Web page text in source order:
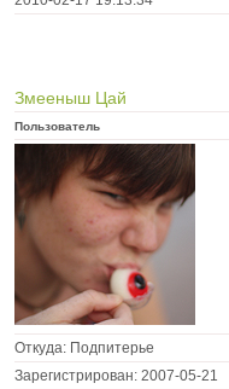
Змееныш Цай
Пользователь
Откуда: Подпитерье
Зарегистрирован: 2007-05-21